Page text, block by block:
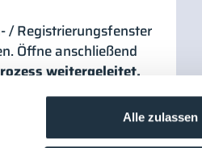
Alle zulassen
/ Registrierungsfenster
Öffne anschließend
weitergeleitet.